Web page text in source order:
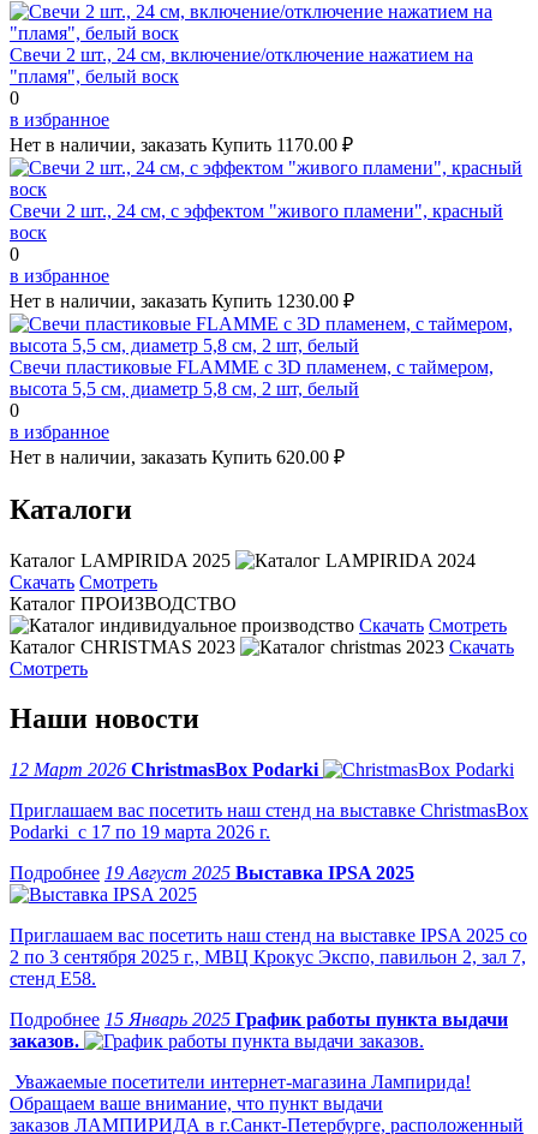
Свечи 2 шт., 24 см, включение/отключение нажатием на
"пламя", белый воск
0
в избранное
Нет в наличии, заказать Купить 1170.00 ₽
Свечи 2 шт., 24 см, с эффектом "живого пламени", красный
воск
0
в избранное
Нет в наличии, заказать Купить 1230.00 ₽
Свечи пластиковые FLAMME c 3D пламенем, с таймером,
высота 5,5 см, диаметр 5,8 см, 2 шт, белый
0
в избранное
Нет в наличии, заказать Купить 620.00 ₽
Каталоги
Каталог LAMPIRIDA 2025
Скачать Смотреть
Каталог ПРОИЗВОДСТВО
Скачать Смотреть
Каталог CHRISTMAS 2023
Скачать
Смотреть
Наши новости
12 Март 2026 ChristmasBox Podarki
Приглашаем вас посетить наш стенд на выставке ChristmasBox
Podarki с 17 по 19 марта 2026 г.
19 Август 2025 Выставка IPSA 2025
Приглашаем вас посетить наш стенд на выставке IPSA 2025 со
2 по 3 сентября 2025 г., МВЦ Крокус Экспо, павильон 2, зал 7,
стенд Е58.
15 Январь 2025 График работы пункта выдачи
заказов.
Уважаемые посетители интернет-магазина Лампирида!
Обращаем ваше внимание, что пункт выдачи
заказов ЛАМПИРИДА в г.Санкт-Петербурге, расположенный